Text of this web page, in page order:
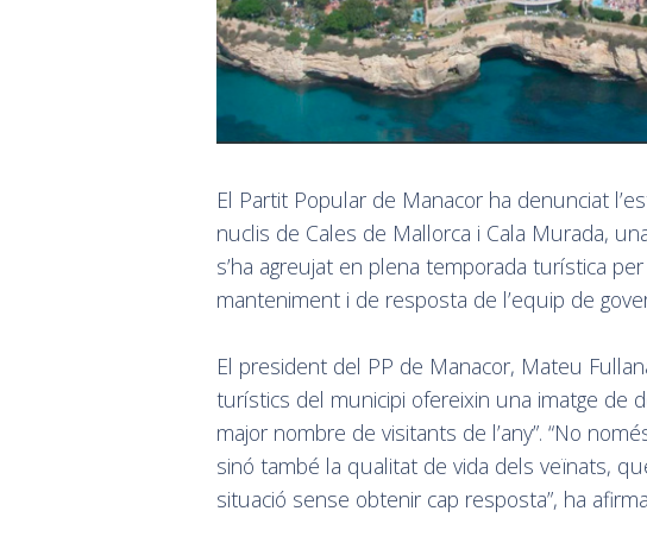
El Partit Popular de Manacor ha denunciat
nuclis de Cales de Mallorca i Cala Murada,
s’ha agreujat en plena temporada turística
manteniment i de resposta de l’equip de
El president del PP de Manacor, Mateu
turístics del municipi ofereixin una imatge de
major nombre de visitants de l’any”. “No
sinó també la qualitat de vida dels veïnats,
situació sense obtenir cap resposta”, ha